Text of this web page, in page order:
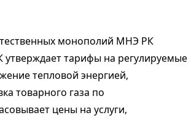
монополий МНЭ РК
тарифы на регулируемые
тепловой энергией,
товарного газа по
цены на услуги,